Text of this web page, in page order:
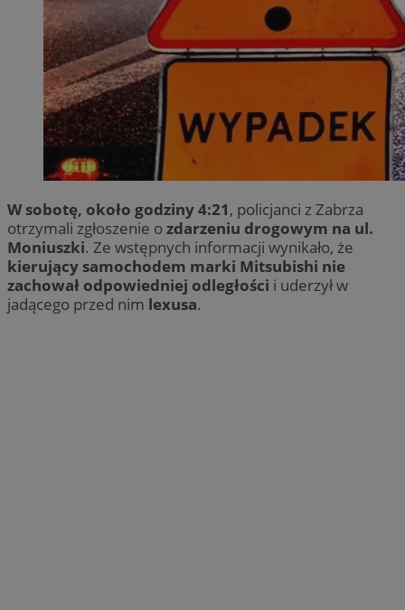
W sobotę, około godziny 4:21, policjanci z Zabrza
otrzymali zgłoszenie ozdarzeniu drogowym na ul.
Moniuszki. Ze wstępnych informacji wynikało, że
kierujący samochodem marki Mitsubishi nie
zachował odpowiedniej odległości i uderzył w
jadącego przed nim lexusa.